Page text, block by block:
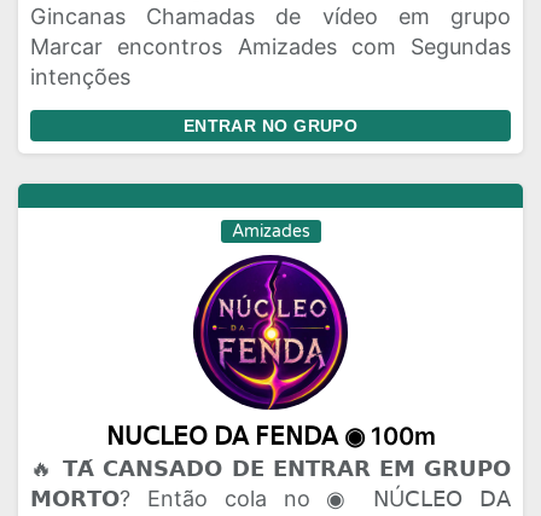
Gincanas Chamadas de vídeo em grupo
Marcar encontros Amizades com Segundas
intenções
ENTRAR NO GRUPO
Amizades
𝖭𝖴𝖢𝖫𝖤𝖮 𝖣𝖠 𝖥𝖤𝖭𝖣𝖠 ◉ 100m
🔥 𝗧𝗔́ 𝗖𝗔𝗡𝗦𝗔𝗗𝗢 𝗗𝗘 𝗘𝗡𝗧𝗥𝗔𝗥 𝗘𝗠 𝗚𝗥𝗨𝗣𝗢
𝗠𝗢𝗥𝗧𝗢? Então cola no ◉ 𝖭Ú𝖢𝖫𝖤𝖮 𝖣𝖠